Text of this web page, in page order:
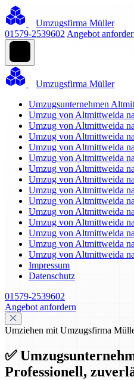
Umzugsfirma Müller
01579-2539602 Angebot
Umzugsfirma Müller
Umzugsunternehmen
Umzug von Altmittweida
Umzug von Altmittweida
Umzug von Altmittweida
Umzug von Altmittweida
Umzug von Altmittweida
Umzug von Altmittweida
Umzug von Altmittweida
Umzug von Altmittweida
Umzug von Altmittweida
Umzug von Altmittweida
Umzug von Altmittweida
Umzug von Altmittweida
Umzug von Altmittweida
Umzug von Altmittweida
Impressum
Datenschutz
01579-2539602
Angebot anfordern
Umziehen mit Umzugsfirma
✅
Professionell,